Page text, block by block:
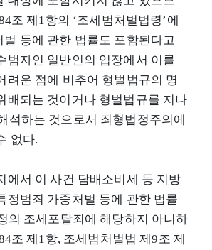
조 제1항의 ‘조세범처벌법령’에
등에 관한 법률도 포함된다고
범자인 일반인의 입장에서 이를
려운 점에 비추어 형벌법규의 명
배되는 것이거나 형벌법규를 지나
석하는 것으로서 죄형법정주의에
없다.
에서 이 사건 담배소비세 등 지방
정범죄 가중처벌 등에 관한 법률
의 조세포탈죄에 해당하지 아니하
조 제1항, 조세범처벌법 제9조 제